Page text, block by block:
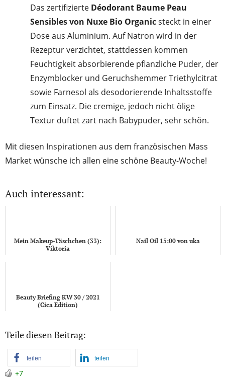
Das zertifizierte Déodorant Baume Peau
Sensibles von Nuxe Bio Organicsteckt in einer
Dose aus Aluminium. Auf Natron wird in der
Rezeptur verzichtet, stattdessen kommen
Feuchtigkeit absorbierende pflanzliche Puder, der
Enzymblocker und Geruchshemmer Triethylcitrat
sowie Farnesol als desodorierende Inhaltsstoffe
zum Einsatz. Die cremige, jedoch nicht ölige
Textur duftet zart nach Babypuder, sehr schön.
Mit diesen Inspirationen aus dem französischen Mass
Market wünsche ich allen eine schöne Beauty-Woche!
Auch interessant:
Mein Makeup-Täschchen (33):
Viktoria
Nail Oil 15:00 von uka
Beauty Briefing KW 30 / 2021
(Cica Edition)
Teile diesen Beitrag:
teilen teilen
+7